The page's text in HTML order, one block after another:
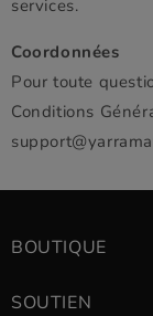
services.
Coordonnées
Pour toute
Conditions
BOUTIQUE
SOUTIEN